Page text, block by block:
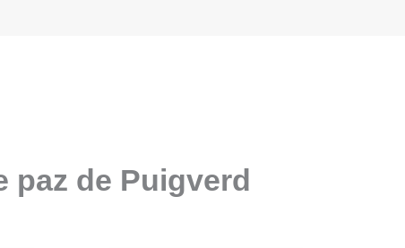
paz de Puigverd